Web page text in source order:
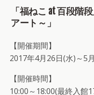
「福ねこ at 百段
アート～」
【開催期間】
2017年4月26日(水)～5
【開催時間】
10:00～18:00(最終入館